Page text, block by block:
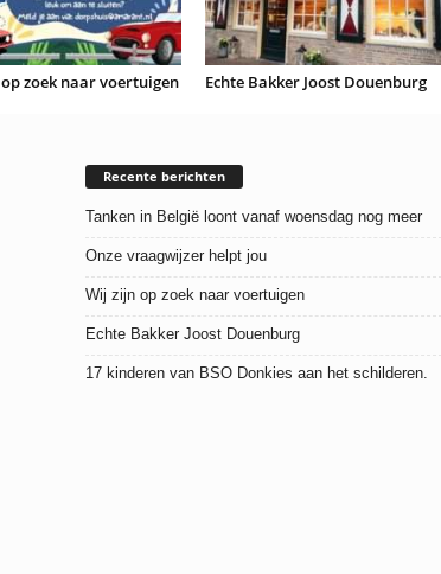
zoek naar voertuigen Echte Bakker Joost Douenburg
Recente berichten
Tanken in België loont vanaf woensdag nog meer
Onze vraagwijzer helpt jou
Wij zijn op zoek naar voertuigen
Echte Bakker Joost Douenburg
17 kinderen van BSO Donkies aan het schilderen.